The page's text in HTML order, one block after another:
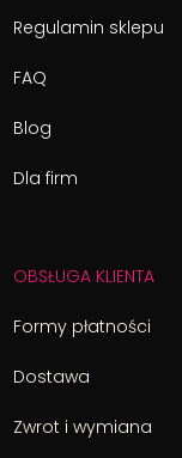
Regulamin sklepu
FAQ
Blog
Dla firm
OBSŁUGA KLIENTA
Formy płatności
Dostawa
Zwrot i wymiana